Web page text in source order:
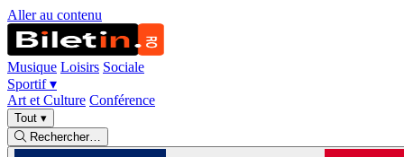
Aller au contenu
Musique Loisirs Sociale
Sportif▾
Art et Culture Conférence
Tout ▾
Rechercher…